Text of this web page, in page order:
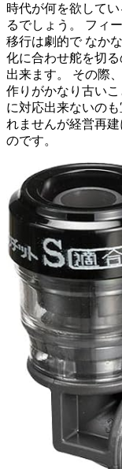
時代が何を欲して
るでしょう。 フィ
移行は劇的で なか
化に合わせ舵を切
出来ます。 その際
作りがかなり古い
に対応出来ないの
れませんが経営再
のです。